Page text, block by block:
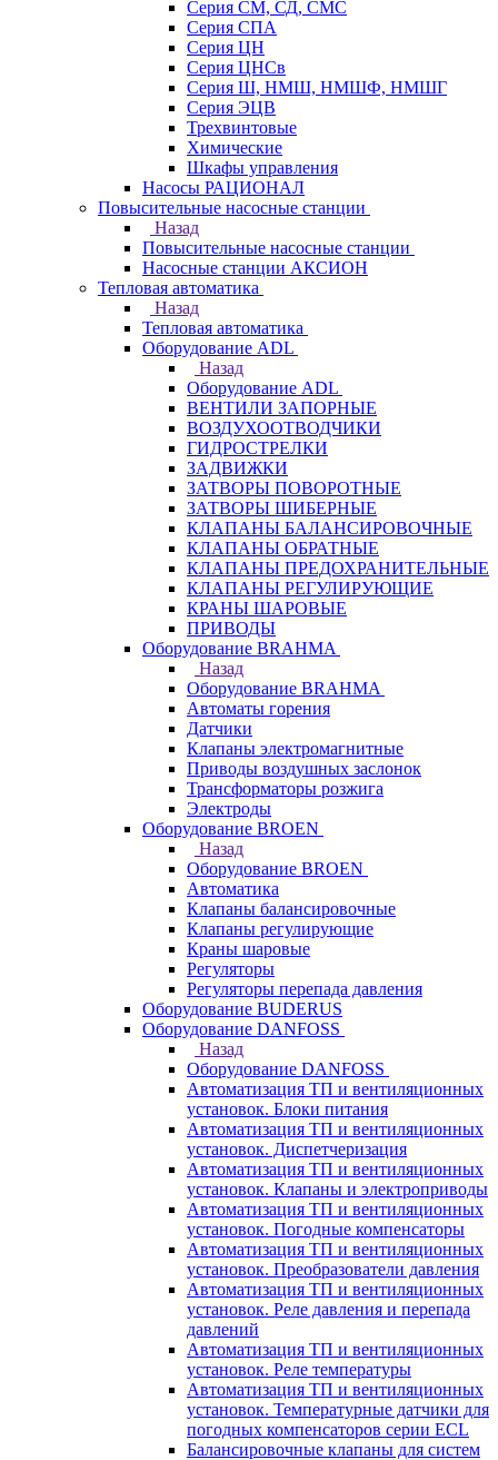
Серия СМ, СД, СМС
Серия СПА
Серия ЦН
Серия ЦНСв
Серия Ш, НМШ, НМШФ, НМШГ
Серия ЭЦВ
Трехвинтовые
Химические
Шкафы управления
Насосы РАЦИОНАЛ
Повысительные насосные станции
Назад
Повысительные насосные станции
Насосные станции АКСИОН
Тепловая автоматика
Назад
Тепловая автоматика
Оборудование ADL
Назад
Оборудование ADL
ВЕНТИЛИ ЗАПОРНЫЕ
ВОЗДУХООТВОДЧИКИ
ГИДРОСТРЕЛКИ
ЗАДВИЖКИ
ЗАТВОРЫ ПОВОРОТНЫЕ
ЗАТВОРЫ ШИБЕРНЫЕ
КЛАПАНЫ БАЛАНСИРОВОЧНЫЕ
КЛАПАНЫ ОБРАТНЫЕ
КЛАПАНЫ ПРЕДОХРАНИТЕЛЬНЫЕ
КЛАПАНЫ РЕГУЛИРУЮЩИЕ
КРАНЫ ШАРОВЫЕ
ПРИВОДЫ
Оборудование BRAHMA
Назад
Оборудование BRAHMA
Автоматы горения
Датчики
Клапаны электромагнитные
Приводы воздушных заслонок
Трансформаторы розжига
Электроды
Оборудование BROEN
Назад
Оборудование BROEN
Автоматика
Клапаны балансировочные
Клапаны регулирующие
Краны шаровые
Регуляторы
Регуляторы перепада давления
Оборудование BUDERUS
Оборудование DANFOSS
Назад
Оборудование DANFOSS
Автоматизация ТП и вентиляционных
установок. Блоки питания
Автоматизация ТП и вентиляционных
установок. Диспетчеризация
Автоматизация ТП и вентиляционных
установок. Клапаны и электроприводы
Автоматизация ТП и вентиляционных
установок. Погодные компенсаторы
Автоматизация ТП и вентиляционных
установок. Преобразователи давления
Автоматизация ТП и вентиляционных
установок. Реле давления и перепада
давлений
Автоматизация ТП и вентиляционных
установок. Реле температуры
Автоматизация ТП и вентиляционных
установок. Температурные датчики для
погодных компенсаторов серии ECL
Балансировочные клапаны для систем